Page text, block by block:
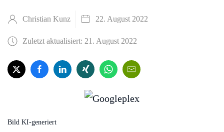
Christian Kunz 22. August 2022
Zuletzt aktualisiert: 21. August 2022
Bild KI-generiert